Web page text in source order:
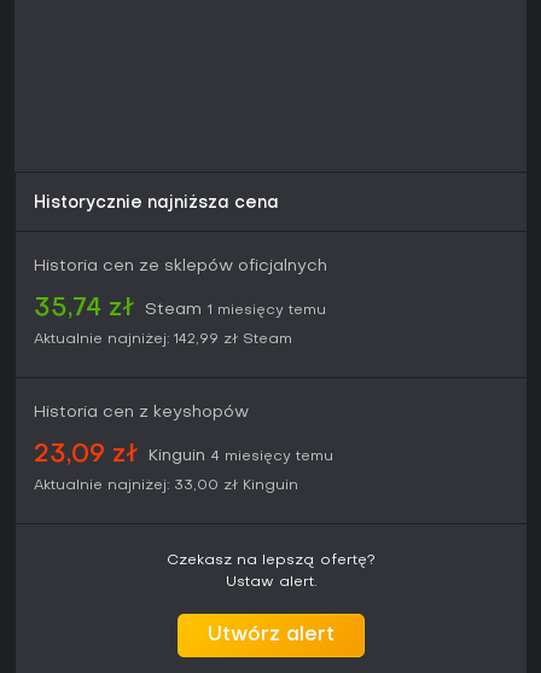
Historycznie najniższa cena
Historia cen ze sklepów oficjalnych
35,74 zł Steam 1 miesięcy temu
Aktualnie najniżej: 142,99 zł Steam
Historia cen z keyshopów
23,09 zł Kinguin 4 miesięcy temu
Aktualnie najniżej: 33,00 zł Kinguin
Czekasz na lepszą ofertę?
Ustaw alert.
Utwórz alert